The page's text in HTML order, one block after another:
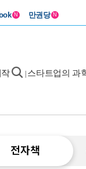
N 만권당 N
작 스타트업의 과
전자책